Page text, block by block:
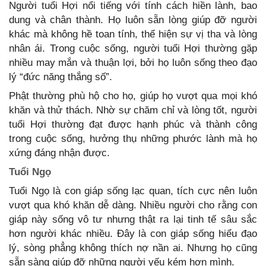
Người tuổi Hợi nổi tiếng với tính cách hiền lành, bao
dung và chân thành. Họ luôn sẵn lòng giúp đỡ người
khác mà không hề toan tính, thể hiện sự vị tha và lòng
nhân ái. Trong cuộc sống, người tuổi Hợi thường gặp
nhiều may mắn và thuận lợi, bởi họ luôn sống theo đạo
lý “đức năng thắng số”.
Phật thường phù hộ cho họ, giúp họ vượt qua mọi khó
khăn và thử thách. Nhờ sự chăm chỉ và lòng tốt, người
tuổi Hợi thường đạt được hạnh phúc và thành công
trong cuộc sống, hưởng thụ những phước lành mà họ
xứng đáng nhận được.
Tuổi Ngọ
Tuổi Ngọ là con giáp sống lạc quan, tích cực nên luôn
vượt qua khó khăn dễ dàng. Nhiều người cho rằng con
giáp này sống vô tư nhưng thật ra lại tinh tế sâu sắc
hơn người khác nhiều. Đây là con giáp sống hiểu đạo
lý, sòng phẳng không thích nợ nần ai. Nhưng họ cũng
sẵn sàng giúp đỡ những người yếu kém hơn mình.